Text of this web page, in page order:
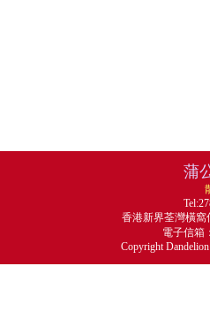
蒲
香港新界荃灣橫窩
電子信箱
Copyright